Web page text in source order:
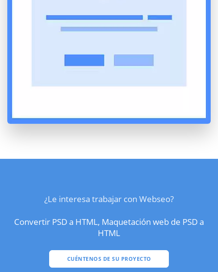
¿Le interesa trabajar con Webseo?
Convertir PSD a HTML, Maquetación web de PSD a
HTML
CUÉNTENOS DE SU PROYECTO